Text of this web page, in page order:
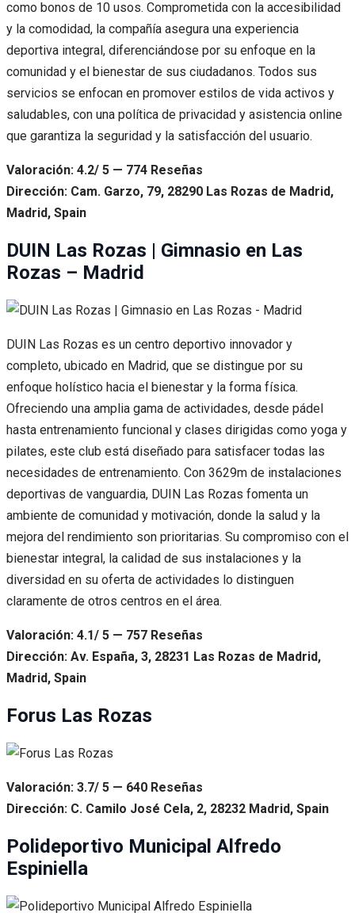
como bonos de 10 usos. Comprometida con la accesibilidad
y la comodidad, la compañía asegura una experiencia
deportiva integral, diferenciándose por su enfoque en la
comunidad y el bienestar de sus ciudadanos. Todos sus
servicios se enfocan en promover estilos de vida activos y
saludables, con una política de privacidad y asistencia online
que garantiza la seguridad y la satisfacción del usuario.
Valoración: 4.2/ 5 — 774 Reseñas
Dirección: Cam. Garzo, 79, 28290 Las Rozas de Madrid,
Madrid, Spain
DUIN Las Rozas | Gimnasio en Las
Rozas – Madrid
DUIN Las Rozas es un centro deportivo innovador y
completo, ubicado en Madrid, que se distingue por su
enfoque holístico hacia el bienestar y la forma física.
Ofreciendo una amplia gama de actividades, desde pádel
hasta entrenamiento funcional y clases dirigidas como yoga y
pilates, este club está diseñado para satisfacer todas las
necesidades de entrenamiento. Con 3629m de instalaciones
deportivas de vanguardia, DUIN Las Rozas fomenta un
ambiente de comunidad y motivación, donde la salud y la
mejora del rendimiento son prioritarias. Su compromiso con el
bienestar integral, la calidad de sus instalaciones y la
diversidad en su oferta de actividades lo distinguen
claramente de otros centros en el área.
Valoración: 4.1/ 5 — 757 Reseñas
Dirección: Av. España, 3, 28231 Las Rozas de Madrid,
Madrid, Spain
Forus Las Rozas
Valoración: 3.7/ 5 — 640 Reseñas
Dirección: C. Camilo José Cela, 2, 28232 Madrid, Spain
Polideportivo Municipal Alfredo
Espiniella